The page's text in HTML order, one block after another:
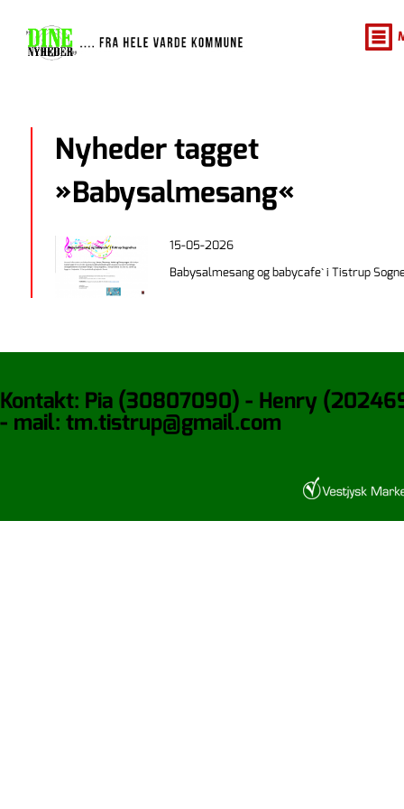
Nyheder tagget
»Babysalmesang«
15-05-2026
Babysalmesang og babycafe` i Tistrup
Kontakt: Pia (30807090) - Henry
- mail: tm.tistrup@gmail.com